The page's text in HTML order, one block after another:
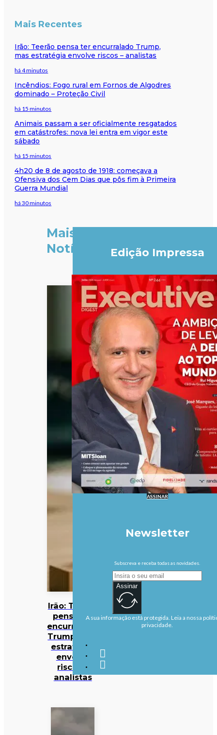
Mais Recentes
Irão: Teerão pensa ter encurralado Trump,
mas estratégia envolve riscos – analistas
há 4 minutos
Incêndios: Fogo rural em Fornos de Algodres
dominado – Proteção Civil
há 15 minutos
Animais passam a ser oficialmente resgatados
em catástrofes: nova lei entra em vigor este
sábado
há 15 minutos
4h20 de 8 de agosto de 1918: começava a
Ofensiva dos Cem Dias que pôs fim à Primeira
Guerra Mundial
há 30 minutos
Mais
Notícias
Irão: Teerão
pensa ter
encurralado
Trump, mas
estratégia
envolve
riscos –
analistas
Edição Impressa
ASSINAR
Newsletter
Subscreva e receba todas as novidades.
Assinar
A sua informação está protegida. Leia a nossa
privacidade.